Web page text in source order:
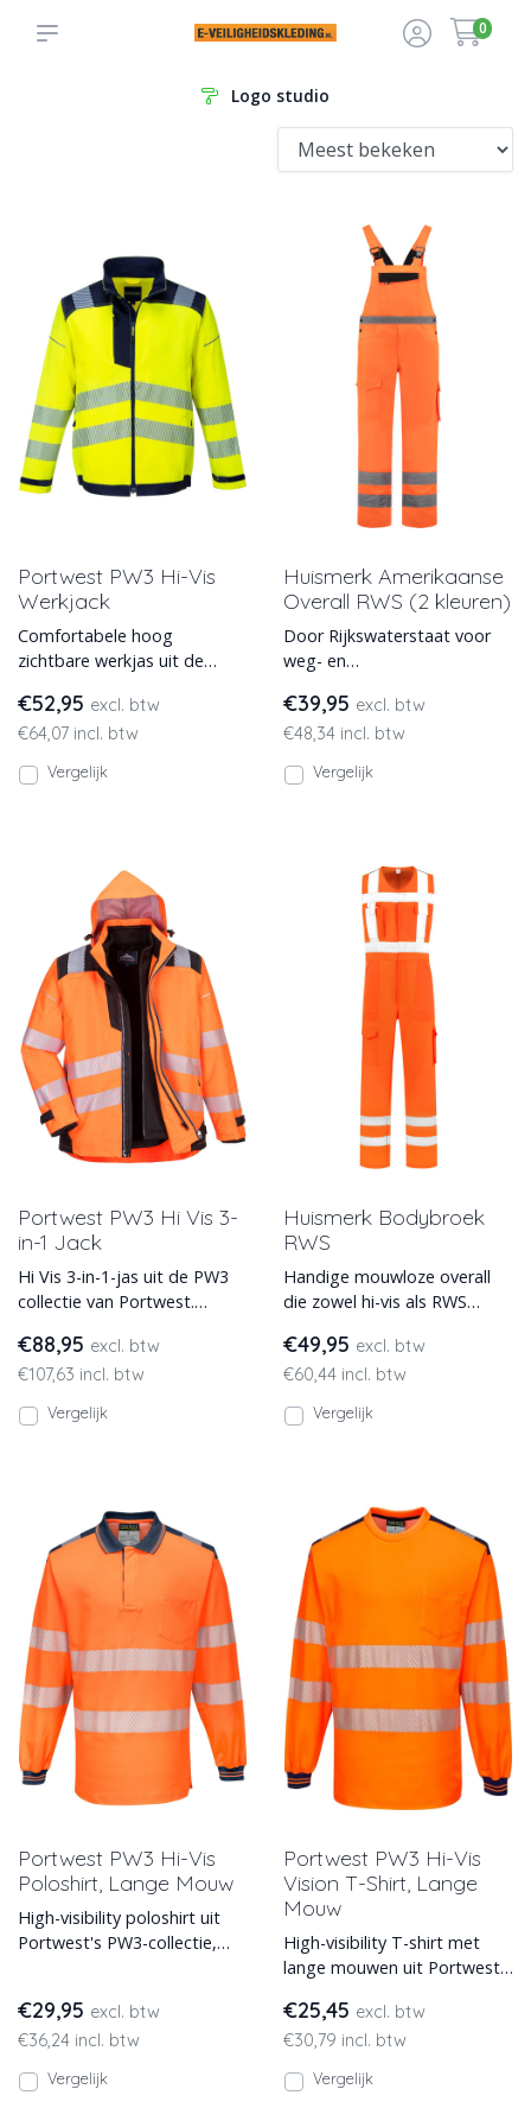
0
Logo studio
Portwest PW3 Hi-Vis
Werkjack
Comfortabele hoog
zichtbare werkjas uit de
Voorzien van een EN ISO
20471
€52,95 excl. btw
€64,07 incl. btw
Vergelijk
Huismerk Amerikaanse
Overall RWS (2 kleuren)
Door Rijkswaterstaat voor
weg- en
goedgekeurde overall in
Amerikaanse stijl. EN 2
€39,95 excl. btw
€48,34 incl. btw
Vergelijk
Portwest PW3 Hi Vis 3-
in-1 Jack
Hi Vis 3-in-1-jas uit de PW3
collectie van Portwest.
300D Oxford geweven
materi
€88,95 excl. btw
€107,63 incl. btw
Vergelijk
Huismerk Bodybroek
RWS
Handige mouwloze overall
die zowel hi-vis als RWS
een ruim maatassortime
€49,95 excl. btw
€60,44 incl. btw
Vergelijk
Portwest PW3 Hi-Vis
Poloshirt, Lange Mouw
High-visibility poloshirt uit
Portwest's PW3-collectie,
€29,95 excl. btw
€36,24 incl. btw
Vergelijk
Portwest PW3 Hi-Vis
Vision T-Shirt, Lange
Mouw
High-visibility T-shirt met
lange mouwen uit Portwest's
ISO 20471. Leve
€25,45 excl. btw
€30,79 incl. btw
Vergelijk